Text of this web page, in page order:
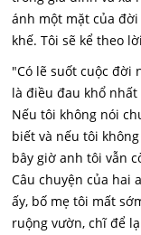
ánh một mặt của đời
khế. Tôi sẽ kể theo
"Có lẽ suốt cuộc đời
là điều đau khổ
Nếu tôi không nói
biết và nếu tôi
bây giờ anh tôi vẫn
Câu chuyện của hai
ấy, bố mẹ tôi mất
ruộng vườn, chĩ để